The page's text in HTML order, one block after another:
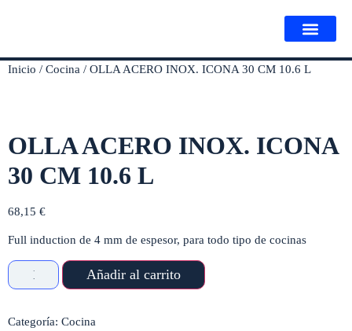
Inicio / Cocina / OLLA ACERO INOX. ICONA 30 CM 10.6 L
OLLA ACERO INOX. ICONA
30 CM 10.6 L
68,15 €
Full induction de 4 mm de espesor, para todo tipo de cocinas
Añadir al carrito
Categoría: Cocina